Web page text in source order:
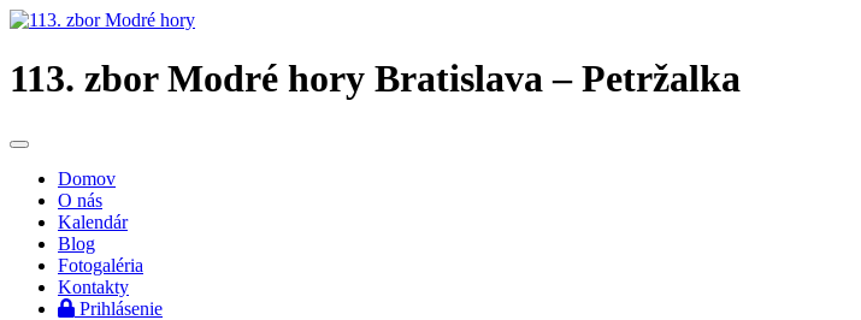
113. zbor Modré hory Bratislava – Petržalka
Domov
O nás
Kalendár
Blog
Fotogaléria
Kontakty
Prihlásenie